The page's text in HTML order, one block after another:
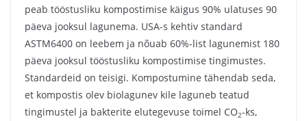
peab tööstusliku kompostimise käigus 90% ulatuses 90
päeva jooksul lagunema. USA-s kehtiv standard
ASTM6400 on leebem ja nõuab 60%-list lagunemist 180
päeva jooksul tööstusliku kompostimise tingimustes.
Standardeid on teisigi. Kompostumine tähendab seda,
et kompostis olev biolagunev kile laguneb teatud
tingimustel ja bakterite elutegevuse toimel CO2-ks,